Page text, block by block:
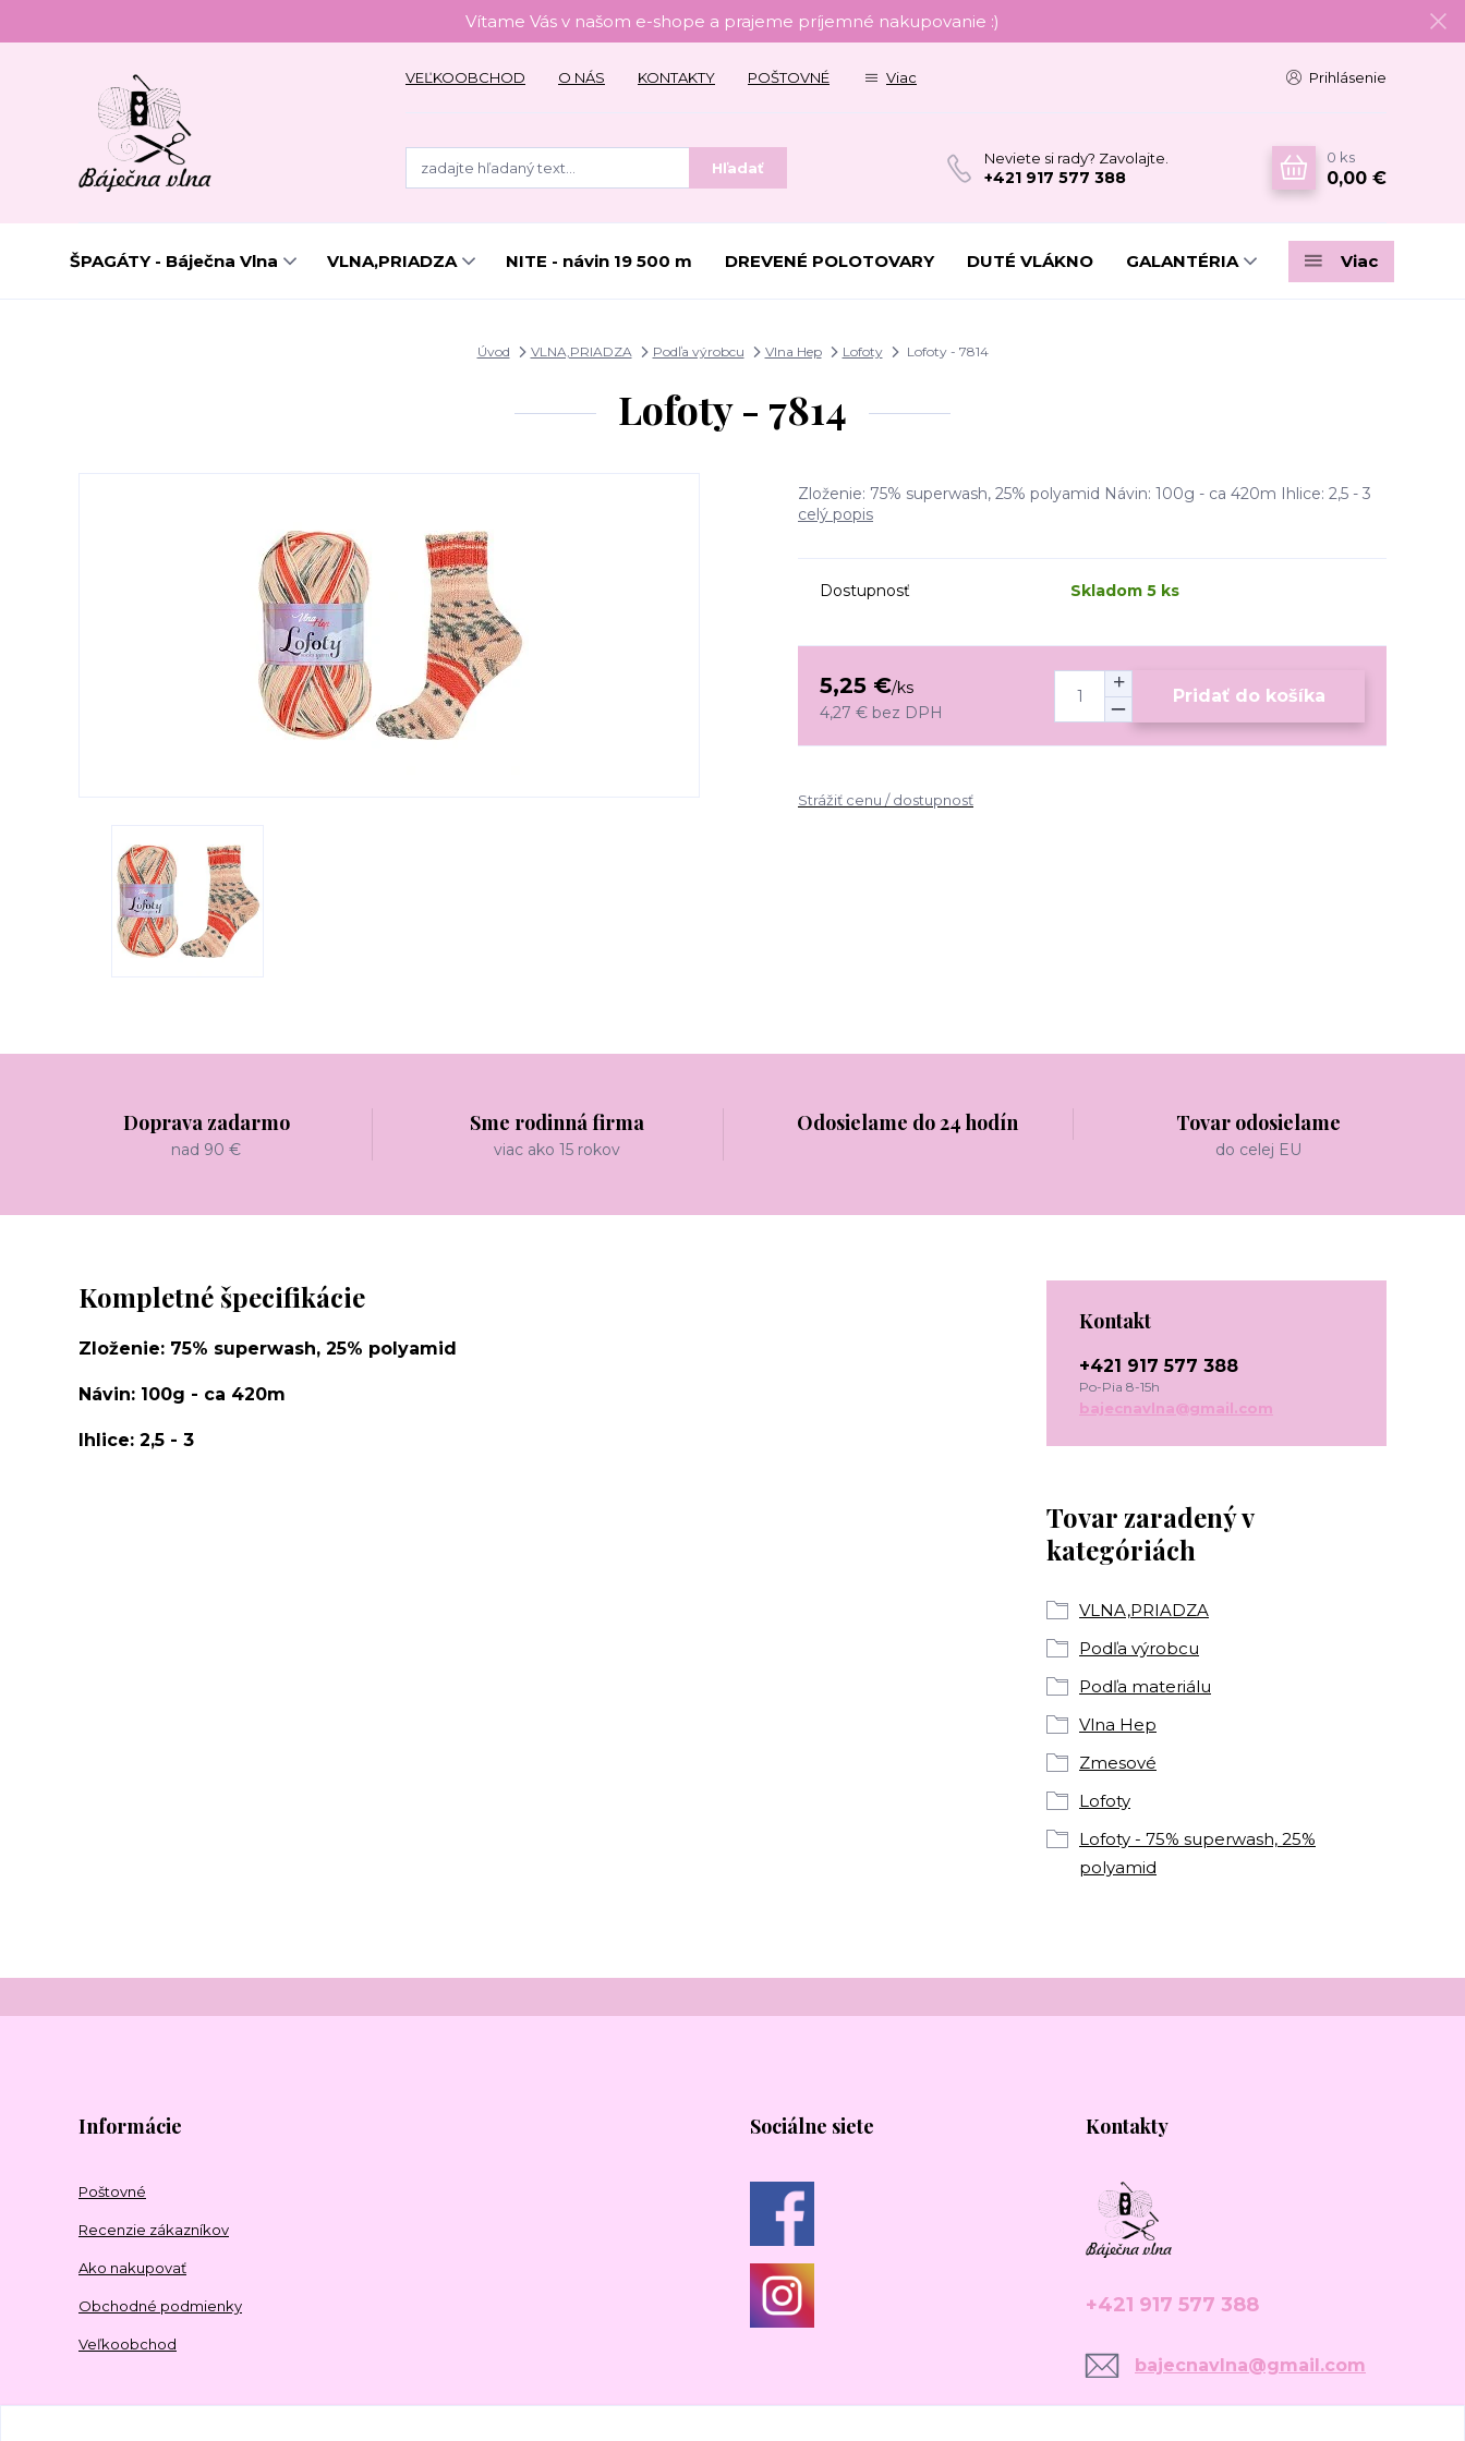
Vítame Vás v našom e-shope a prajeme príjemné nakupovanie :)
VEĽKOOBCHOD O NÁS KONTAKTY POŠTOVNÉ Viac Prihlásenie
Hľadať
Neviete si rady? Zavolajte.
+421 917 577 388
0 ks
0,00 €
ŠPAGÁTY - Báječna Vlna VLNA,PRIADZA NITE - návin 19 500 m DREVENÉ POLOTOVARY DUTÉ VLÁKNO GALANTÉRIA Viac
Úvod VLNA,PRIADZA Podľa výrobcu Vlna Hep Lofoty Lofoty - 7814
Lofoty - 7814
Zloženie: 75% superwash, 25% polyamid Návin: 100g - ca 420m Ihlice: 2,5 - 3
celý popis
Dostupnosť Skladom 5 ks
5,25 €/ks
4,27 € bez DPH
Pridať do košíka
Strážiť cenu / dostupnosť
Doprava zadarmo
nad 90 €
Sme rodinná firma
viac ako 15 rokov
Odosielame do 24 hodín Tovar odosielame
do celej EU
Kompletné špecifikácie
Zloženie: 75% superwash, 25% polyamid
Návin: 100g - ca 420m
Ihlice: 2,5 - 3
Tovar zaradený v
kategóriách
VLNA,PRIADZA
Podľa výrobcu
Podľa materiálu
Vlna Hep
Zmesové
Lofoty
Lofoty - 75% superwash, 25%
polyamid
Kontakt
+421 917 577 388
Po-Pia 8-15h
bajecnavlna@gmail.com
Informácie
Poštovné
Recenzie zákazníkov
Ako nakupovať
Obchodné podmienky
Veľkoobchod
Sociálne siete Kontakty
+421 917 577 388
bajecnavlna@gmail.com